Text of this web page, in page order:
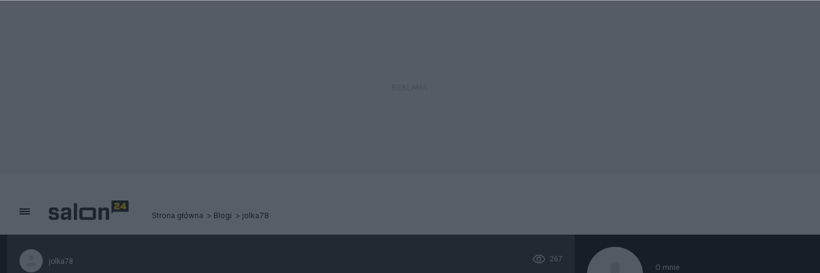
Strona główna Blogi jolka78
jolka78 267
O mnie